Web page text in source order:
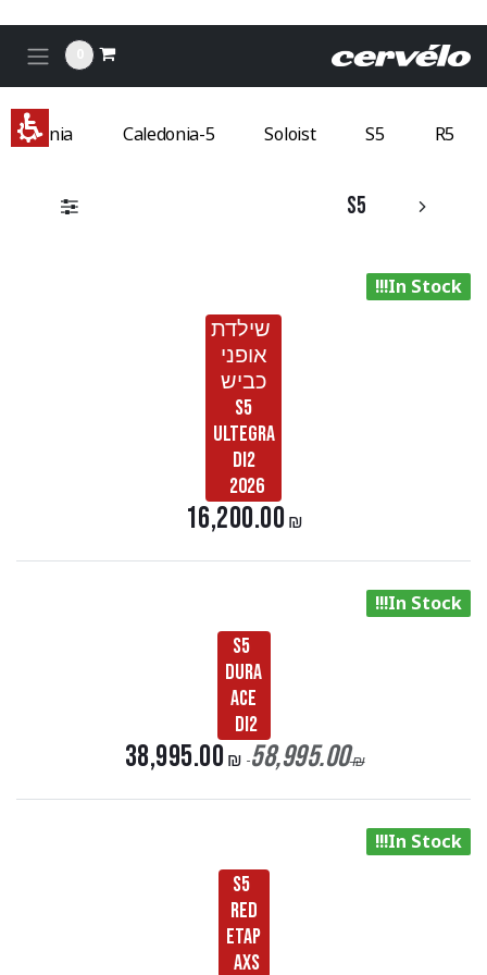
סרוולו
R5
S5
Soloist
Caledonia-5
S5
In Stock!!!
שילדת
אופני
כביש
S5
ULTEGRA
DI2
2026
₪
16,200.00
In Stock!!!
S5
Dura
Ace
Di2
₪
58,995.00
₪
38,995.00
In Stock!!!
S5
Red
Etap
Axs